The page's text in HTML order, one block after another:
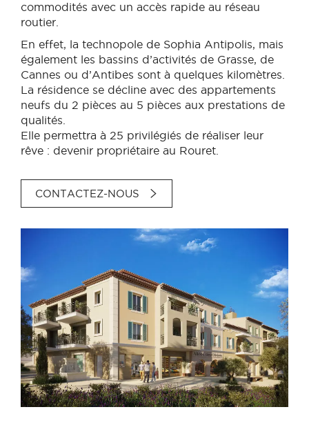
commodités avec un accès rapide au réseau
routier.
En effet, la technopole de Sophia Antipolis, mais
également les bassins d’activités de Grasse, de
Cannes ou d’Antibes sont à quelques kilomètres.
La résidence se décline avec des appartements
neufs du 2 pièces au 5 pièces aux prestations de
qualités.
Elle permettra à 25 privilégiés de réaliser leur
rêve : devenir propriétaire au Rouret.
CONTACTEZ-NOUS